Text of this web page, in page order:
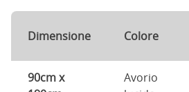
Dimensione Colore
90cm x
Avorio